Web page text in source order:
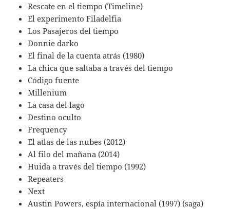
Rescate en el tiempo (Timeline)
El experimento Filadelfia
Los Pasajeros del tiempo
Donnie darko
El final de la cuenta atrás (1980)
La chica que saltaba a través del tiempo
Código fuente
Millenium
La casa del lago
Destino oculto
Frequency
El atlas de las nubes (2012)
Al filo del mañana (2014)
Huida a través del tiempo (1992)
Repeaters
Next
Austin Powers, espía internacional (1997) (saga)